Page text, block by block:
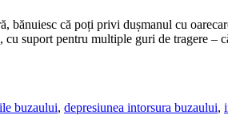
bănuiesc că poți privi dușmanul cu
suport pentru multiple guri de tragere –
buzaului, depresiunea intorsura buzaului,